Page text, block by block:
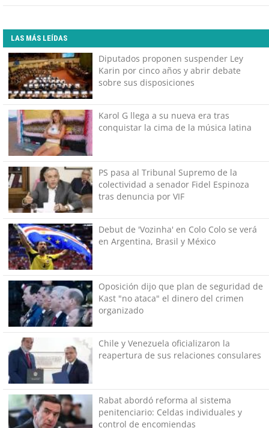
LAS MÁS LEÍDAS
Diputados proponen suspender Ley
Karin por cinco años y abrir debate
sobre sus disposiciones
Karol G llega a su nueva era tras
conquistar la cima de la música latina
PS pasa al Tribunal Supremo de la
colectividad a senador Fidel Espinoza
tras denuncia por VIF
Debut de 'Vozinha' en Colo Colo se verá
en Argentina, Brasil y México
Oposición dijo que plan de seguridad de
Kast "no ataca" el dinero del crimen
organizado
Chile y Venezuela oficializaron la
reapertura de sus relaciones consulares
Rabat abordó reforma al sistema
penitenciario: Celdas individuales y
control de encomiendas